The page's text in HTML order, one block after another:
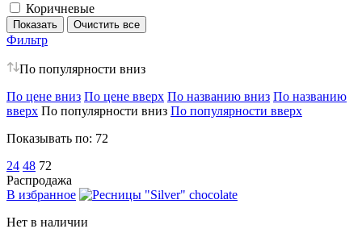
Коричневые
Фильтр
По популярности вниз
По цене вниз По цене вверх По названию вниз По названию
вверх По популярности вниз По популярности вверх
Показывать по: 72
24 48 72
Распродажа
В избранное
Нет в наличии